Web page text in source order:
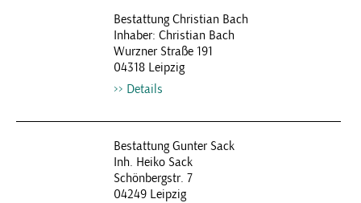
Bestattung Christian Bach
Inhaber: Christian Bach
Wurzner Straße 191
04318 Leipzig
Details
Bestattung Gunter Sack
Inh. Heiko Sack
Schönbergstr. 7
04249 Leipzig